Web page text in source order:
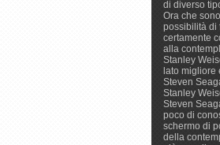
di diverso
Ora che
possibilità di
certamente
alla
Stanley
lato migliore
Steven
Stanley
Steven
poco di
schermo di
della